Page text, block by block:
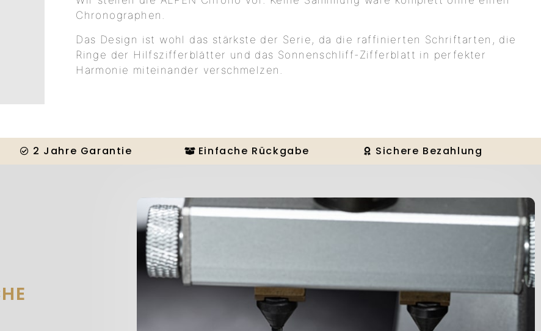
Chronographen.
Das Design ist wohl das stärkste der Serie, da die raffinierten Schriftarten, die
Ringe der Hilfszifferblätter und das Sonnenschliff-Zifferblatt in perfekter
Harmonie miteinander verschmelzen.
2 Jahre Garantie Einfache Rückgabe Sichere Bezahlung